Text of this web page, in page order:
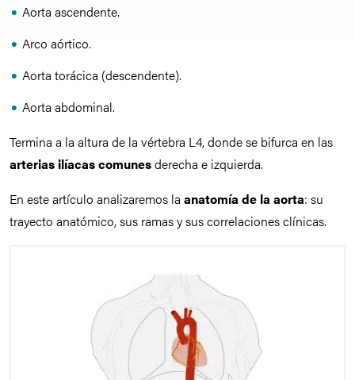
Aorta ascendente.
Arco aórtico.
Aorta torácica (descendente).
Aorta abdominal.
Termina a la altura de la vértebra L4, donde se bifurca en las
arterias ilíacas comunesderecha e izquierda.
En este artículo analizaremos la anatomía de la aorta: su
trayecto anatómico, sus ramas y sus correlaciones clínicas.